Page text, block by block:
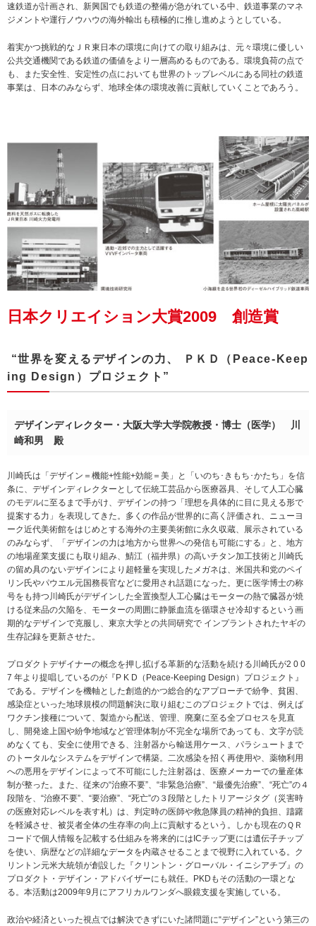
速鉄道が計画され、新興国でも鉄道の整備が急がれている中、鉄道事業のマネ
ジメントや運行ノウハウの海外輸出も積極的に推し進めようとしている。
着実かつ挑戦的なＪＲ東日本の環境に向けての取り組みは、元々環境に優しい
公共交通機関である鉄道の価値をより一層高めるものである。環境負荷の点で
も、また安全性、安定性の点においても世界のトップレベルにある同社の鉄道
事業は、日本のみならず、地球全体の環境改善に貢献していくことであろう。
日本クリエイション大賞2009 創造賞
“世界を変えるデザインの力、 ＰＫＤ（Peace-Keep
ing Design）プロジェクト”
デザインディレクター・大阪大学大学院教授・博士（医学） 川
崎和男 殿
川崎氏は「デザイン＝機能+性能+効能＝美」と「いのち･きもち･かたち」を信
条に、デザインディレクターとして伝統工芸品から医療器具、そして人工心臓
のモデルに至るまで手がけ、デザインの持つ「理想を具体的に目に見える形で
提案する力」を表現してきた。多くの作品が世界的に高く評価され、ニューヨ
ーク近代美術館をはじめとする海外の主要美術館に永久収蔵、展示されている
のみならず、「デザインの力は地方から世界への発信も可能にする」と、地方
の地場産業支援にも取り組み、鯖江（福井県）の高いチタン加工技術と川崎氏
の留め具のないデザインにより超軽量を実現したメガネは、米国共和党のペイ
リン氏やパウエル元国務長官などに愛用され話題になった。更に医学博士の称
号をも持つ川崎氏がデザインした全置換型人工心臓はモーターの熱で臓器が焼
ける従来品の欠陥を、モーターの周囲に静脈血流を循環させ冷却するという画
期的なデザインで克服し、東京大学との共同研究で インプラントされたヤギの
生存記録を更新させた。
プロダクトデザイナーの概念を押し拡げる革新的な活動を続ける川崎氏が2 0 0
7 年より提唱しているのが『P K D（Peace-Keeping Design）プロジェクト』
である。デザインを機軸とした創造的かつ総合的なアプローチで紛争、貧困、
感染症といった地球規模の問題解決に取り組むこのプロジェクトでは、例えば
ワクチン接種について、製造から配送、管理、廃棄に至る全プロセスを見直
し、開発途上国や紛争地域など管理体制が不完全な場所であっても、文字が読
めなくても、安全に使用できる、注射器から輸送用ケース、パラシュートまで
のトータルなシステムをデザインで構築。二次感染を招く再使用や、薬物利用
への悪用をデザインによって不可能にした注射器は、医療メーカーでの量産体
制が整った。また、従来の“治療不要”、“非緊急治療”、“最優先治療”、“死亡”の４
段階を、“治療不要”、“要治療”、“死亡”の３段階としたトリアージタグ（災害時
の医療対応レベルを表す札）は、判定時の医師や救急隊員の精神的負担、躊躇
を軽減させ、被災者全体の生存率の向上に貢献するという。しかも現在のＱＲ
コードで個人情報を記載する仕組みを将来的にはICチップ更には遺伝子チップ
を使い、病歴などの詳細なデータを内蔵させることまで視野に入れている。ク
リントン元米大統領が創設した『クリントン・グローバル・イニシアチブ』の
プロダクト・デザイン・アドバイザーにも就任。PKDもその活動の一環とな
る。本活動は2009年9月にアフリカルワンダへ眼鏡支援を実施している。
政治や経済といった視点では解決できずにいた諸問題に“デザイン”という第三の